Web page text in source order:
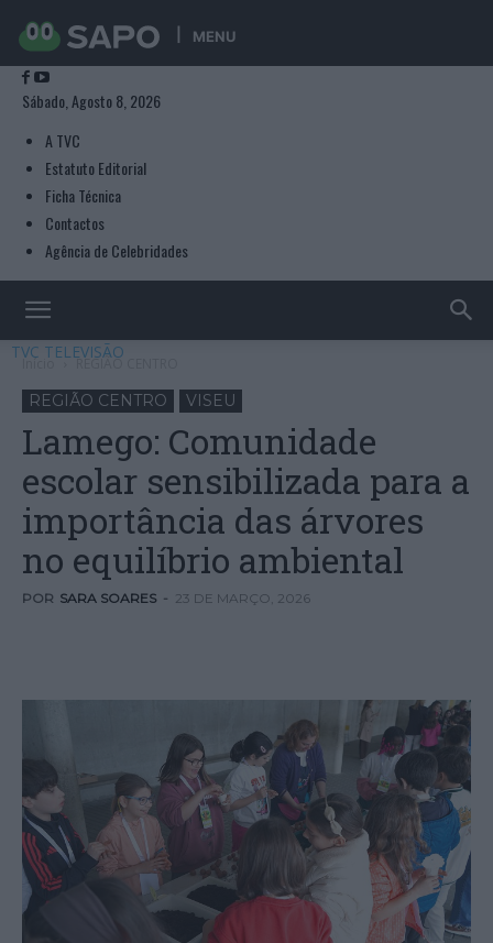
MENU
Sábado, Agosto 8, 2026
A TVC
Estatuto Editorial
Ficha Técnica
Contactos
Agência de Celebridades
TVC TELEVISÃO
Início REGIÃO CENTRO
REGIÃO CENTRO VISEU
Lamego: Comunidade
escolar sensibilizada para a
importância das árvores
no equilíbrio ambiental
POR SARA SOARES - 23 DE MARÇO, 2026